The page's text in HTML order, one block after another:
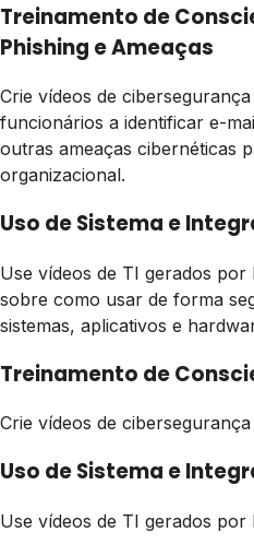
Treinamento de
Phishing e Ameaças
Crie vídeos de
funcionários a identificar e-
outras ameaças cibernéticas
organizacional.
Uso de Sistema e
Use vídeos de TI gerados
sobre como usar de forma
sistemas, aplicativos e
Treinamento de
Crie vídeos de
Uso de Sistema e
Use vídeos de TI gerados